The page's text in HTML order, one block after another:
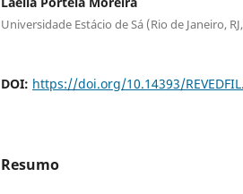
Universidade Estácio de Sá (Rio de Janeiro,
DOI: https://doi.org/10.14393/
Resumo